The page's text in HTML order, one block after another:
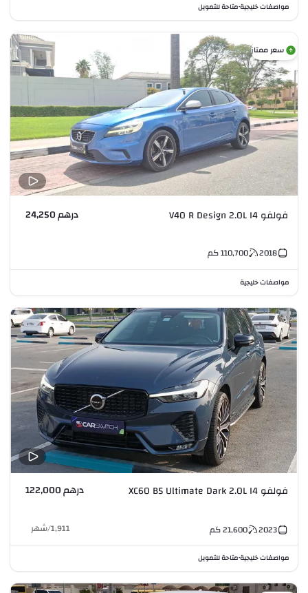
مواصفات خليجية•متاحة للتمويل
سعر ممتاز
فولفو V40 R Design 2.0L I4 درهم 24,250
2018
110,700كم
مواصفات خليجية
فولفو XC60 B5 Ultimate Dark 2.0L I4 درهم 122,000
2023
21,600كم 1,911
/شهر
مواصفات خليجية•متاحة للتمويل